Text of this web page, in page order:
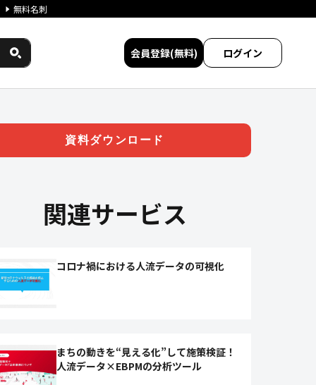
無料名刺
会員登録(無料) ログイン
資料ダウンロード
関連サービス
コロナ禍における人流データの可視化
まちの動きを“見える化”して施策検証！
人流データ×EBPMの分析ツール